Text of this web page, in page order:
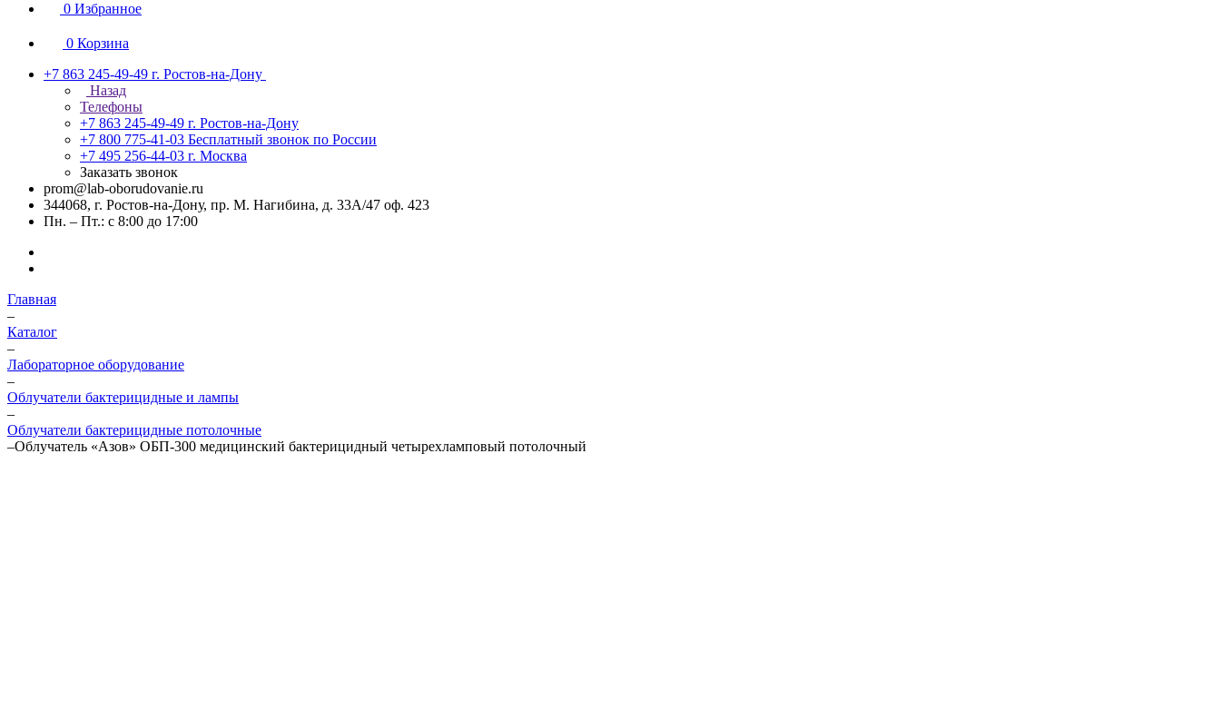
0 Избранное
0 Корзина
+7 863 245-49-49 г. Ростов-на-Дону
Назад
Телефоны
+7 863 245-49-49 г. Ростов-на-Дону
+7 800 775-41-03 Бесплатный звонок по России
+7 495 256-44-03 г. Москва
Заказать звонок
prom@lab-oborudovanie.ru
344068, г. Ростов-на-Дону, пр. М. Нагибина, д. 33А/47 оф. 423
Пн. – Пт.: с 8:00 до 17:00
Главная
–
Каталог
–
Лабораторное оборудование
–
Облучатели бактерицидные и лампы
–
Облучатели бактерицидные потолочные
–Облучатель «Азов» ОБП-300 медицинский бактерицидный четырехламповый потолочный